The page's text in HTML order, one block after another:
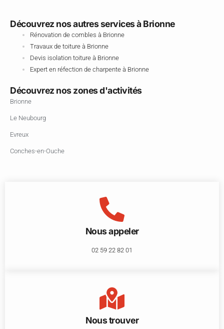
Découvrez nos autres services à Brionne
Rénovation de combles à Brionne
Travaux de toiture à Brionne
Devis isolation toiture à Brionne
Expert en réfection de charpente à Brionne
Découvrez nos zones d'activités
Brionne
Le Neubourg
Evreux
Conches-en-Ouche
Nous appeler
02 59 22 82 01
Nous trouver